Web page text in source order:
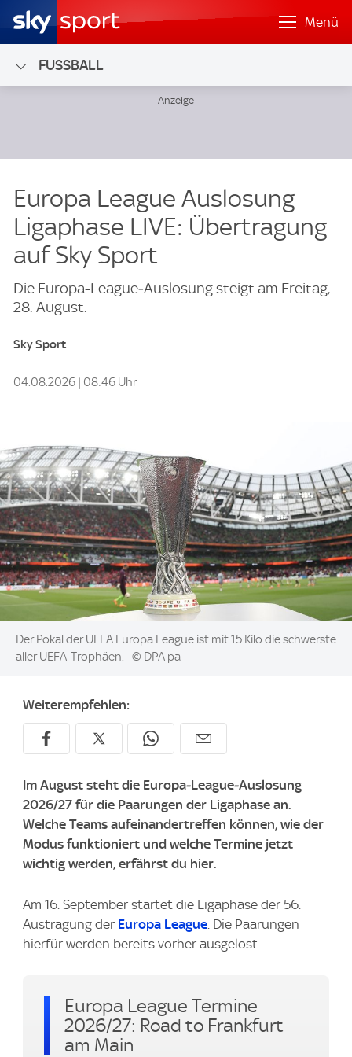
Menü
FUSSBALL
Europa League Auslosung
Ligaphase LIVE: Übertragung
auf Sky Sport
Die Europa-League‑Auslosung steigt am Freitag,
28. August.
Sky Sport
04.08.2026 | 08:46 Uhr
Image:
Der Pokal der UEFA Europa League ist mit 15 Kilo die schwerste
aller UEFA-Trophäen.
© DPA pa
Weiterempfehlen:
Im August steht die Europa‑League‑Auslosung
2026/27 für die Paarungen der Ligaphase an.
Welche Teams aufeinandertreffen können, wie der
Modus funktioniert und welche Termine jetzt
wichtig werden, erfährst du hier.
Am 16. September startet die Ligaphase der 56.
Austragung der Europa League. Die Paarungen
hierfür werden bereits vorher ausgelost.
Europa League Termine
2026/27: Road to Frankfurt
am Main